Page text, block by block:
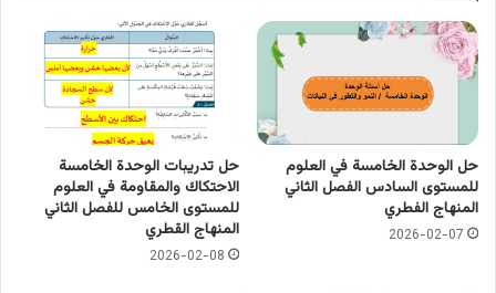
حل الوحدة الخامسة في العلوم
للمستوى السادس الفصل الثاني
المنهاج الفطري
2026-02-07
حل تدريبات الوحدة الخامسة
الاحتكاك والمقاومة في العلوم
للمستوى الخامس للفصل الثاني
المنهاج القطري
2026-02-08